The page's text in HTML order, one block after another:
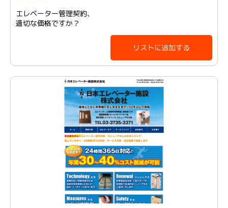
エレベーター管理契約、
適切な価格ですか？
リストに追加する